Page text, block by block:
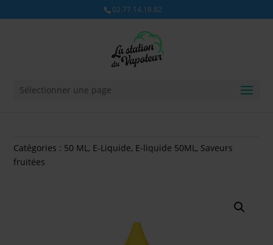
02.77.14.18.82
Sélectionner une page
Catégories : 50 ML, E-Liquide, E-liquide 50ML, Saveurs
fruitées